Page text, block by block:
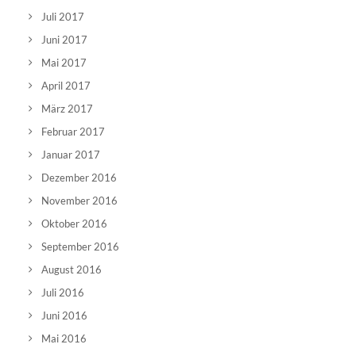
Juli 2017
Juni 2017
Mai 2017
April 2017
März 2017
Februar 2017
Januar 2017
Dezember 2016
November 2016
Oktober 2016
September 2016
August 2016
Juli 2016
Juni 2016
Mai 2016